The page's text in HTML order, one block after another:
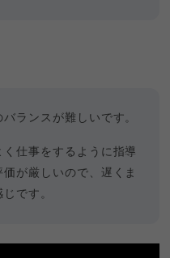
ランスが難しいです。
仕事をするように指導
が厳しいので、遅くま
です。